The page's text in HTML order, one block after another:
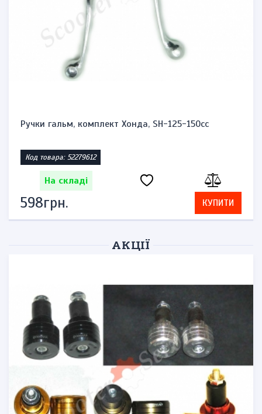
Ручки гальм, комплект Хонда, SH-125-150cc
Код товара: 52279612
На складі
598грн. КУПИТИ
АКЦІЇ